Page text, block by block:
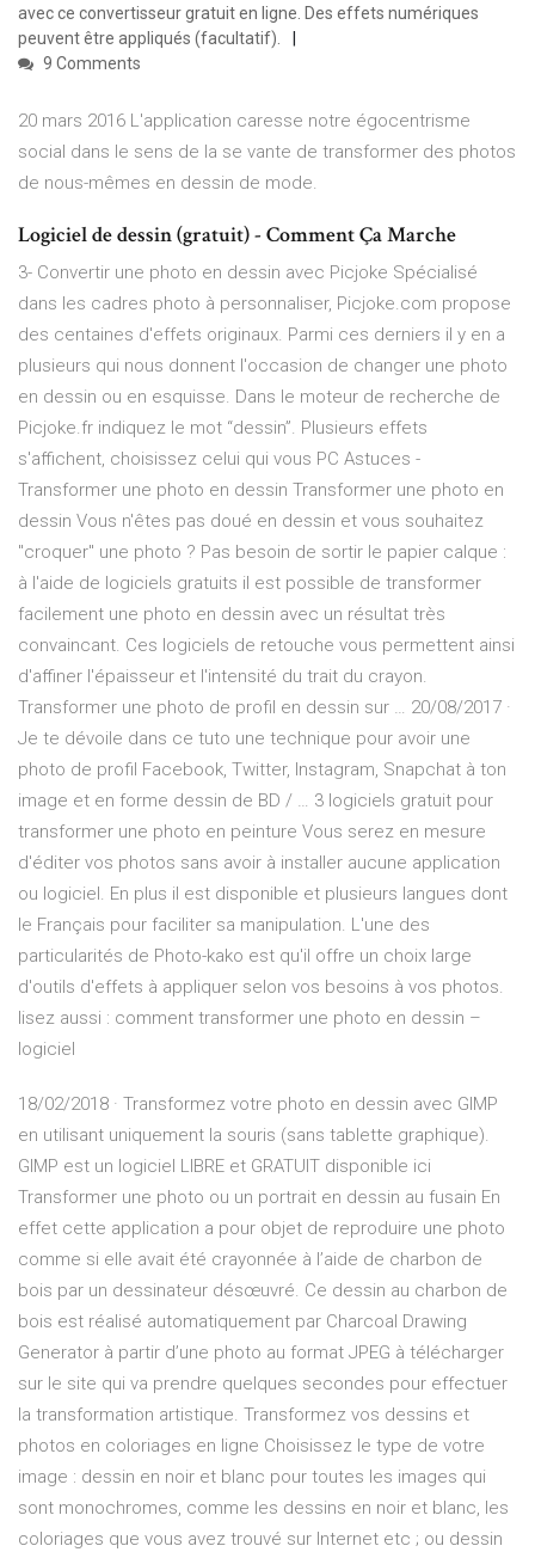
avec ce convertisseur gratuit en ligne. Des effets numériques
peuvent être appliqués (facultatif).
9 Comments
20 mars 2016 L'application caresse notre égocentrisme
social dans le sens de la se vante de transformer des photos
de nous-mêmes en dessin de mode.
Logiciel de dessin (gratuit) - Comment Ça Marche
3- Convertir une photo en dessin avec Picjoke Spécialisé
dans les cadres photo à personnaliser, Picjoke.com propose
des centaines d'effets originaux. Parmi ces derniers il y en a
plusieurs qui nous donnent l'occasion de changer une photo
en dessin ou en esquisse. Dans le moteur de recherche de
Picjoke.fr indiquez le mot “dessin”. Plusieurs effets
s'affichent, choisissez celui qui vous PC Astuces -
Transformer une photo en dessin Transformer une photo en
dessin Vous n'êtes pas doué en dessin et vous souhaitez
"croquer" une photo ? Pas besoin de sortir le papier calque :
à l'aide de logiciels gratuits il est possible de transformer
facilement une photo en dessin avec un résultat très
convaincant. Ces logiciels de retouche vous permettent ainsi
d'affiner l'épaisseur et l'intensité du trait du crayon.
Transformer une photo de profil en dessin sur … 20/08/2017 ·
Je te dévoile dans ce tuto une technique pour avoir une
photo de profil Facebook, Twitter, Instagram, Snapchat à ton
image et en forme dessin de BD / … 3 logiciels gratuit pour
transformer une photo en peinture Vous serez en mesure
d'éditer vos photos sans avoir à installer aucune application
ou logiciel. En plus il est disponible et plusieurs langues dont
le Français pour faciliter sa manipulation. L'une des
particularités de Photo-kako est qu'il offre un choix large
d'outils d'effets à appliquer selon vos besoins à vos photos.
lisez aussi : comment transformer une photo en dessin –
logiciel
18/02/2018 · Transformez votre photo en dessin avec GIMP
en utilisant uniquement la souris (sans tablette graphique).
GIMP est un logiciel LIBRE et GRATUIT disponible ici
Transformer une photo ou un portrait en dessin au fusain En
effet cette application a pour objet de reproduire une photo
comme si elle avait été crayonnée à l’aide de charbon de
bois par un dessinateur désœuvré. Ce dessin au charbon de
bois est réalisé automatiquement par Charcoal Drawing
Generator à partir d’une photo au format JPEG à télécharger
sur le site qui va prendre quelques secondes pour effectuer
la transformation artistique. Transformez vos dessins et
photos en coloriages en ligne Choisissez le type de votre
image : dessin en noir et blanc pour toutes les images qui
sont monochromes, comme les dessins en noir et blanc, les
coloriages que vous avez trouvé sur Internet etc ; ou dessin